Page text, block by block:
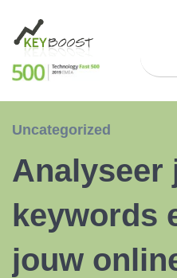
Uncategorized
Analyseer
keywords
jouw